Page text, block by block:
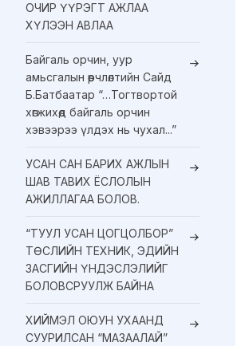
ОЧИР ҮҮРЭГТ АЖЛАА
ХҮЛЭЭН АВЛАА
Байгаль орчин, уур
амьсгалын өөрчлөлтийн Сайд
Б.Батбаатар “…Тогтвортой
хөгжихөд байгаль орчин
хэвээрээ үлдэх нь чухал...”
УСАН САН БАРИХ АЖЛЫН
ШАВ ТАВИХ ЁСЛОЛЫН
АЖИЛЛАГАА БОЛОВ.
“ТУУЛ УСАН ЦОГЦОЛБОР”
ТӨСЛИЙН ТЕХНИК, ЭДИЙН
ЗАСГИЙН ҮНДЭСЛЭЛИЙГ
БОЛОВСРУУЛЖ БАЙНА
ХИЙМЭЛ ОЮУН УХААНД
СУУРИЛСАН “МАЗААЛАЙ”